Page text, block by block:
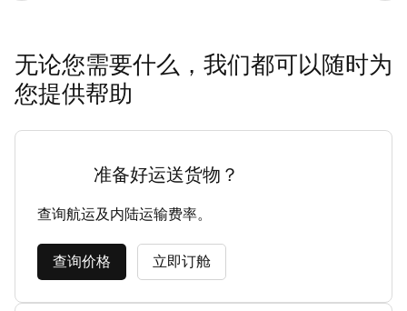
无论您需要什么，我们都可以随时为
您提供帮助
准备好运送货物？
查询航运及内陆运输费率。
查询价格 立即订舱